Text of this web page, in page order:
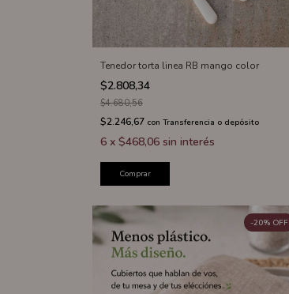
Tenedor torta linea RB mango color
$2.808,34
$4.680,56
$2.246,67 con Transferencia o depósito
6 x $468,06 sin interés
Comprar
-20% OFF